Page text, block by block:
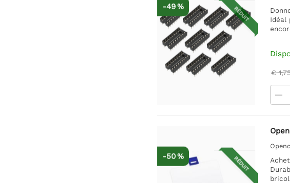
RÉDUIT
-49 %
Idéal
€
RÉDUIT
-50 %